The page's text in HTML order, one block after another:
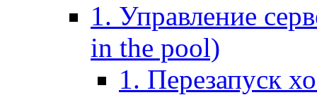
1. Управление
in the pool)
1. Перезапуск